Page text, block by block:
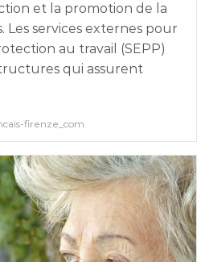
et la promotion de la
Les services externes pour
au travail (SEPP)
qui assurent
firenze_com